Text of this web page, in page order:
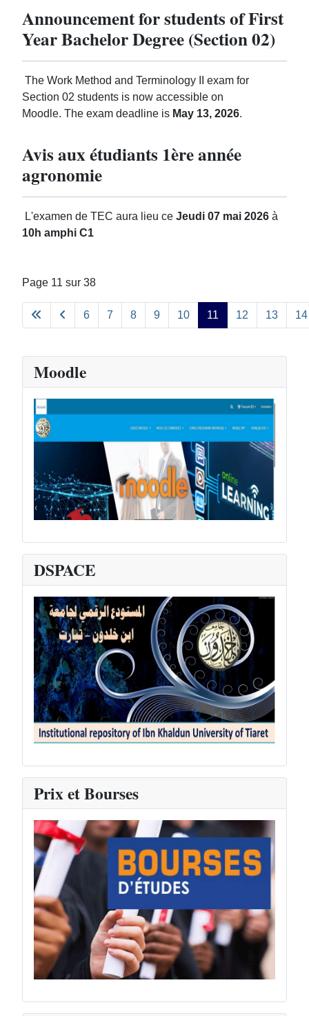
Announcement for students of First
Year Bachelor Degree (Section 02)
The Work Method and Terminology II exam for
Section 02 students is now accessible on
Moodle. The exam deadline is May 13, 2026.
Avis aux étudiants 1ère année
agronomie
L'examen de TEC aura lieu ce Jeudi 07 mai 2026 à
10h amphi C1
Page 11 sur 38
6 7 8 9 10 11 12 13 14
Moodle
DSPACE
Prix et Bourses